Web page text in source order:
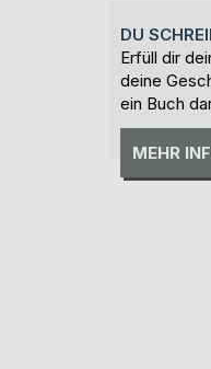
DU
Erfüll dir
deine
ein Buch
MEHR